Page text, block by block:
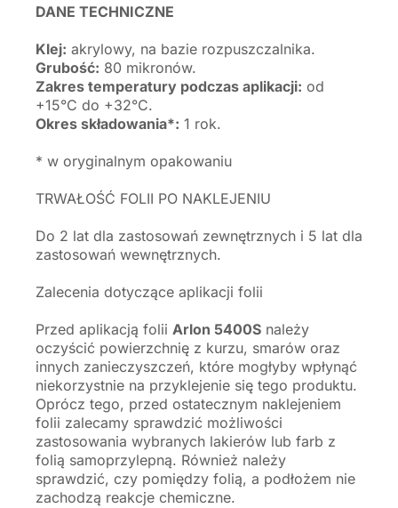
DANE TECHNICZNE
Klej: akrylowy, na bazie rozpuszczalnika.
Grubość: 80 mikronów.
Zakres temperatury podczas aplikacji: od
+15°C do +32°C.
Okres składowania*: 1 rok.
* w oryginalnym opakowaniu
TRWAŁOŚĆ FOLII PO NAKLEJENIU
Do 2 lat dla zastosowań zewnętrznych i 5 lat dla
zastosowań wewnętrznych.
Zalecenia dotyczące aplikacji folii
Przed aplikacją folii Arlon 5400S należy
oczyścić powierzchnię z kurzu, smarów oraz
innych zanieczyszczeń, które mogłyby wpłynąć
niekorzystnie na przyklejenie się tego produktu.
Oprócz tego, przed ostatecznym naklejeniem
folii zalecamy sprawdzić możliwości
zastosowania wybranych lakierów lub farb z
folią samoprzylepną. Również należy
sprawdzić, czy pomiędzy folią, a podłożem nie
zachodzą reakcje chemiczne.